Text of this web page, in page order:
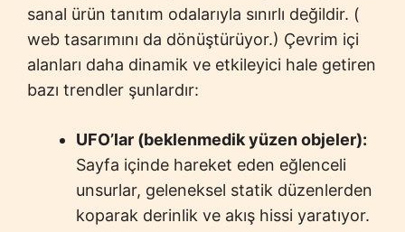
sanal ürün tanıtım odalarıyla sınırlı değildir. (
web tasarımını da dönüştürüyor.) Çevrim içi
alanları daha dinamik ve etkileyici hale getiren
bazı trendler şunlardır:
UFO’lar (beklenmedik yüzen objeler):
Sayfa içinde hareket eden eğlenceli
unsurlar, geleneksel statik düzenlerden
koparak derinlik ve akış hissi yaratıyor.